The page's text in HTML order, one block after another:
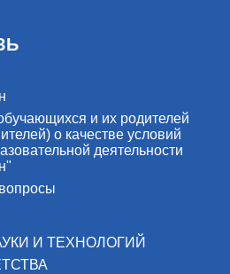
и их родителей
о качестве условий
деятельности
И ТЕХНОЛОГИЙ